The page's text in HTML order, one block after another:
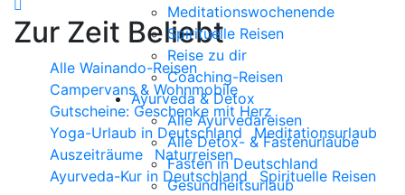
Meditationswochenende
Spirituelle Reisen
Reise zu dir
Coaching-Reisen
Ayurveda & Detox
Alle Ayurvedareisen
Alle Detox- & Fastenurlaube
Fasten in Deutschland
Gesundheitsurlaub
Zur Zeit Beliebt
Alle Wainando-Reisen
Campervans & Wohnmobile
Gutscheine: Geschenke mit Herz
Yoga-Urlaub in Deutschland
Meditationsurlaub
Auszeiträume
Naturreisen
Ayurveda-Kur in Deutschland
Spirituelle Reisen